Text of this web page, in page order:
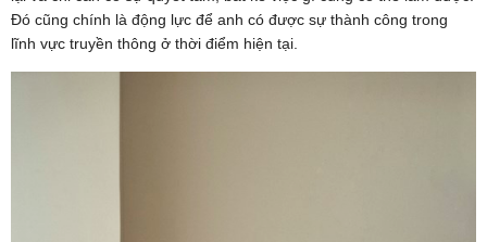
Đó cũng chính là động lực để anh có được sự thành công trong
lĩnh vực truyền thông ở thời điểm hiện tại.